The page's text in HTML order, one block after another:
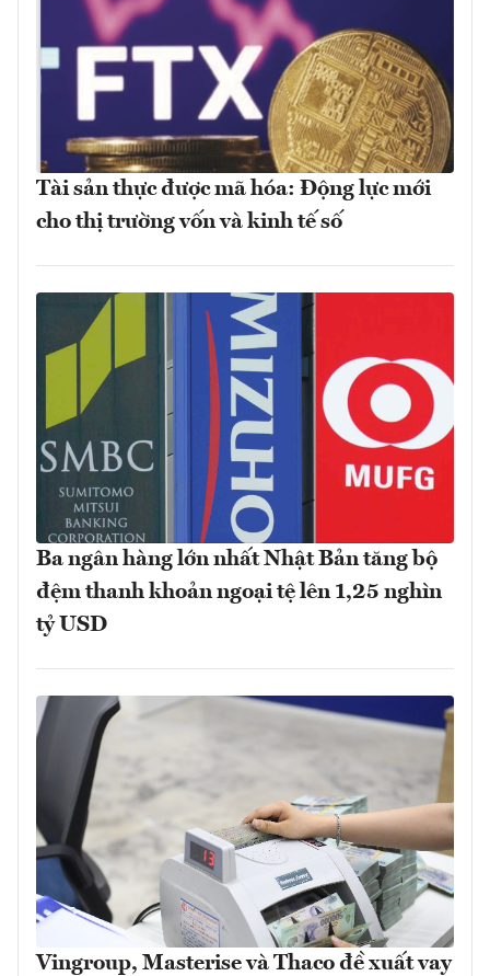
Tài sản thực được mã hóa: Động lực mới
cho thị trường vốn và kinh tế số
Ba ngân hàng lớn nhất Nhật Bản tăng bộ
đệm thanh khoản ngoại tệ lên 1,25 nghìn
tỷ USD
Vingroup, Masterise và Thaco đề xuất vay